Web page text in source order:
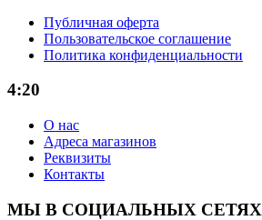
Публичная оферта
Пользовательское соглашение
Политика конфиденциальности
4:20
О нас
Адреса магазинов
Реквизиты
Контакты
МЫ В СОЦИАЛЬНЫХ СЕТЯХ